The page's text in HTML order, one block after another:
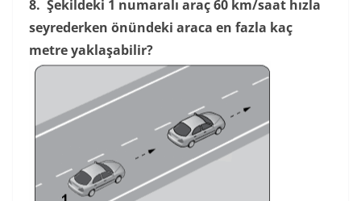
8. Şekildeki 1 numaralı araç 60 km/saat hızla
seyrederken önündeki araca en fazla kaç
metre yaklaşabilir?